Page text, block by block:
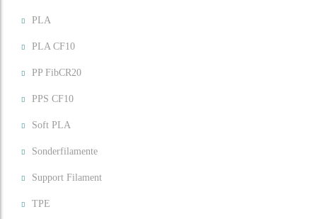
PLA
PLA CF10
PP FibCR20
PPS CF10
Soft PLA
Sonderfilamente
Support Filament
TPE